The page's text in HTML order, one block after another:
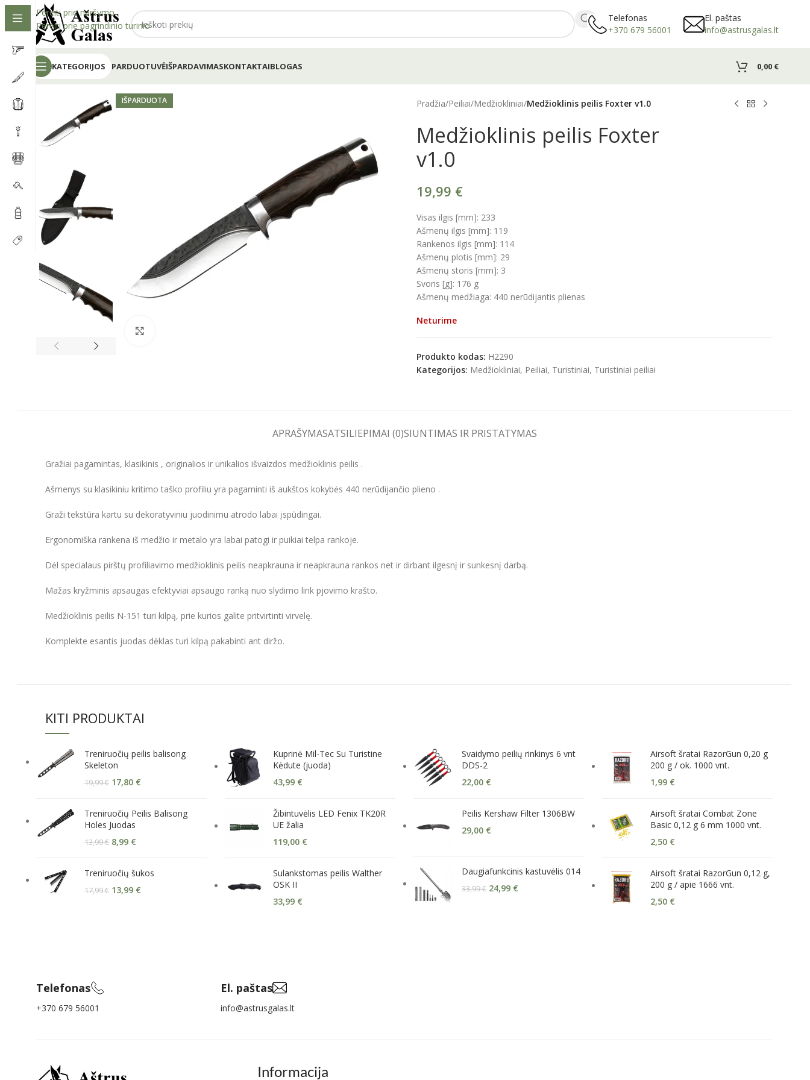
Pereiti prie naršymo
Pereiti prie pagrindinio turinio
Telefonas
+370 679 56001
El. paštas
info@astrusgalas.lt
KATEGORIJOS PARDUOTUVĖIŠPARDAVIMASKONTAKTAIBLOGAS 0,00 €
IŠPARDUOTA Pradžia/Peiliai/Medžiokliniai/Medžioklinis peilis Foxter v1.0
Medžioklinis peilis Foxter
v1.0
19,99 €
Visas ilgis [mm]: 233
Ašmenų ilgis [mm]: 119
Rankenos ilgis [mm]: 114
Ašmenų plotis [mm]: 29
Ašmenų storis [mm]: 3
Svoris [g]: 176 g
Ašmenų medžiaga: 440 nerūdijantis plienas
Neturime
Produkto kodas: H2290
Kategorijos: Medžiokliniai, Peiliai, Turistiniai, Turistiniai peiliai
APRAŠYMASATSILIEPIMAI (0)SIUNTIMAS IR PRISTATYMAS
Gražiai pagamintas, klasikinis , originalios ir unikalios išvaizdos medžioklinis peilis .
Ašmenys su klasikiniu kritimo taško profiliu yra pagaminti iš aukštos kokybės 440 nerūdijančio plieno .
Graži tekstūra kartu su dekoratyviniu juodinimu atrodo labai įspūdingai.
Ergonomiška rankena iš medžio ir metalo yra labai patogi ir puikiai telpa rankoje.
Dėl specialaus pirštų profiliavimo medžioklinis peilis neapkrauna ir neapkrauna rankos net ir dirbant ilgesnį ir sunkesnį darbą.
Mažas kryžminis apsaugas efektyviai apsaugo ranką nuo slydimo link pjovimo krašto.
Medžioklinis peilis N-151 turi kilpą, prie kurios galite pritvirtinti virvelę.
Komplekte esantis juodas dėklas turi kilpą pakabinti ant diržo.
KITI PRODUKTAI
Treniruočių peilis balisong
Skeleton
19,99€ 17,80 €
Treniruočių Peilis Balisong
Holes Juodas
13,99€ 8,99 €
Treniruočių šukos
17,99€ 13,99 €
Kuprinė Mil-Tec Su Turistine
Kėdute (juoda)
43,99 €
Žibintuvėlis LED Fenix TK20R
UE žalia
119,00 €
Sulankstomas peilis Walther
OSK II
33,99 €
Svaidymo peilių rinkinys 6 vnt
DDS-2
22,00 €
Peilis Kershaw Filter 1306BW
29,00 €
Daugiafunkcinis kastuvėlis 014
33,99€ 24,99 €
Airsoft šratai RazorGun 0,20 g
200 g / ok. 1000 vnt.
1,99 €
Airsoft šratai Combat Zone
Basic 0,12 g 6 mm 1000 vnt.
2,50 €
Airsoft šratai RazorGun 0,12 g,
200 g / apie 1666 vnt.
2,50 €
Telefonas
+370 679 56001
El. paštas
info@astrusgalas.lt
Informacija